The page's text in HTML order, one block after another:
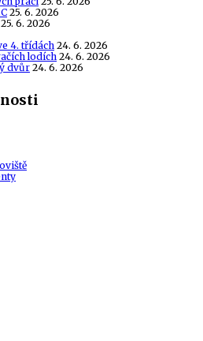
25. 6. 2026
25. 6. 2026
4. třídách 24. 6. 2026
lodích 24. 6. 2026
dvůr 24. 6. 2026